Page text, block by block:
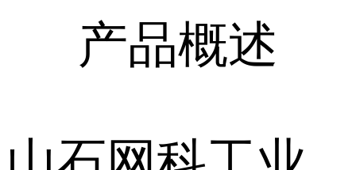
产品概述